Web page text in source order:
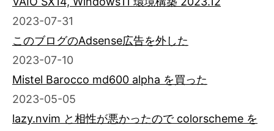
2023-07-31
このブログのAdsense広告を外した
2023-07-10
Mistel Barocco md600 alpha を買った
2023-05-05
lazy.nvim と相性が悪かったので colorscheme を